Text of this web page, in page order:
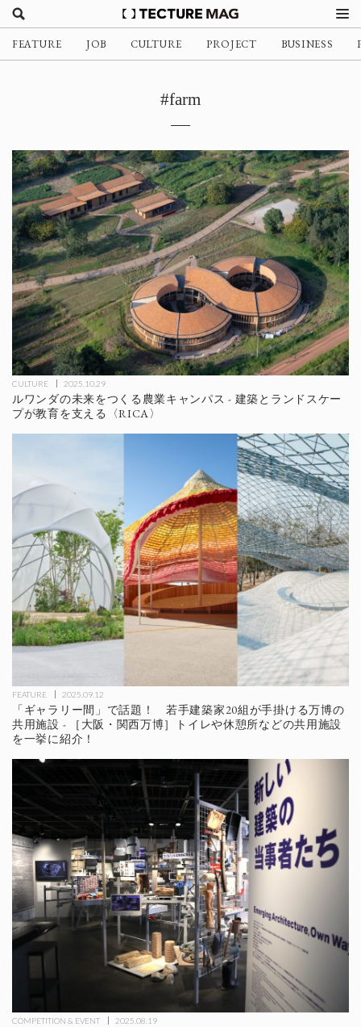
FEATURE JOB CULTURE PROJECT BUSINESS
#farm
CULTURE 2025.10.29
ルワンダの未来をつくる農業キャンパス - 建築とランドスケー
プが教育を支える〈RICA〉
FEATURE 2025.09.12
「ギャラリー間」で話題！ 若手建築家20組が手掛ける万博の
共用施設 - ［大阪・関西万博］トイレや休憩所などの共用施設
を一挙に紹介！
COMPETITION & EVENT 2025.08.19